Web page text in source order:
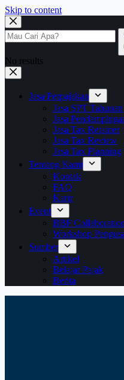
Skip to content
No results
Jasa Perpajakan
Jasa SPT Tahunan
Jasa
Jasa Tax Retainer
Jasa Tax Review
Jasa Tax Planning
Tentang Kami
Kontak
FAQ
Karir
Event
BBF Collaboration
Workshop
Sumber
Artikel
Belajar Pajak
Berita